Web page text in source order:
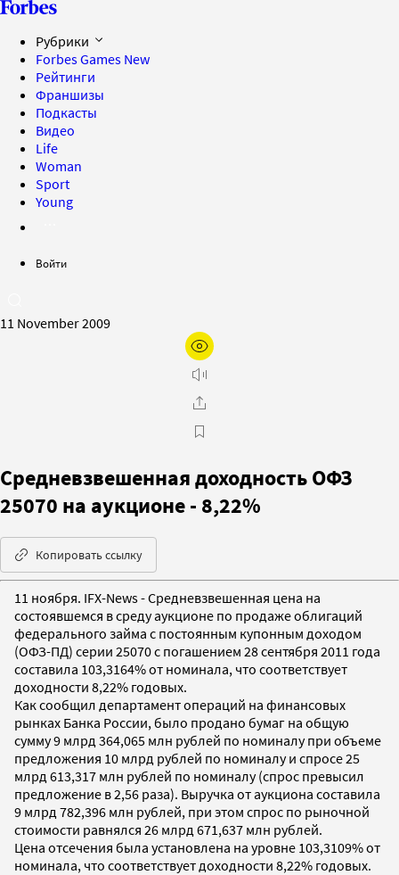
Рубрики
Forbes Games New
Рейтинги
Франшизы
Подкасты
Видео
Life
Woman
Sport
Young
Войти
11 November 2009
Средневзвешенная доходность ОФЗ
25070 на аукционе - 8,22%
Копировать ссылку
11 ноября. IFX-News - Средневзвешенная цена на
состоявшемся в среду аукционе по продаже облигаций
федерального займа с постоянным купонным доходом
(ОФЗ-ПД) серии 25070 с погашением 28 сентября 2011 года
составила 103,3164% от номинала, что соответствует
доходности 8,22% годовых.
Как сообщил департамент операций на финансовых
рынках Банка России, было продано бумаг на общую
сумму 9 млрд 364,065 млн рублей по номиналу при объеме
предложения 10 млрд рублей по номиналу и спросе 25
млрд 613,317 млн рублей по номиналу (спрос превысил
предложение в 2,56 раза). Выручка от аукциона составила
9 млрд 782,396 млн рублей, при этом спрос по рыночной
стоимости равнялся 26 млрд 671,637 млн рублей.
Цена отсечения была установлена на уровне 103,3109% от
номинала, что соответствует доходности 8,22% годовых.